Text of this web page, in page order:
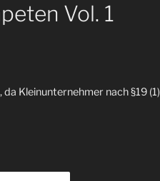
Vol. 1
Kleinunternehmer nach §19 (1)